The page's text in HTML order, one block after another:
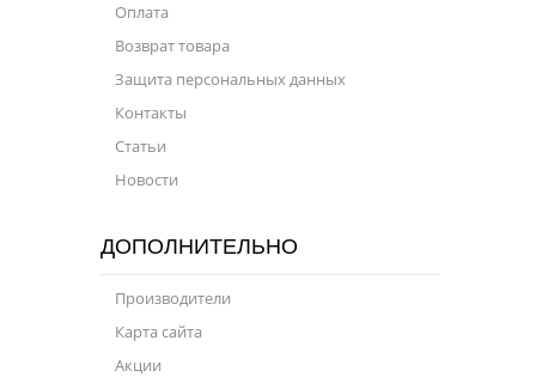
Оплата
Возврат товара
Защита персональных данных
Контакты
Статьи
Новости
ДОПОЛНИТЕЛЬНО
Производители
Карта сайта
Акции